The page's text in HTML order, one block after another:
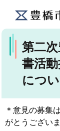
第二
書活動
につ
＊意見の募集
がとうございま